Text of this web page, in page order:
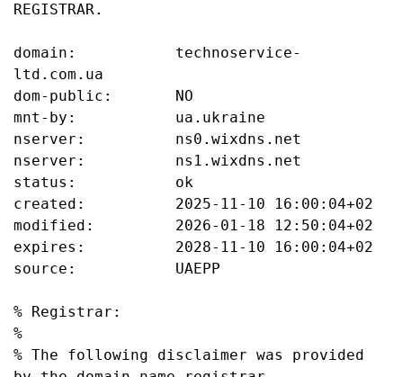
REGISTRAR.
domain:           technoservice-
ltd.com.ua
dom-public:       NO
mnt-by:           ua.ukraine
nserver:          ns0.wixdns.net
nserver:          ns1.wixdns.net
status:           ok
created:          2025-11-10 16:00:04+02
modified:         2026-01-18 12:50:04+02
expires:          2028-11-10 16:00:04+02
source:           UAEPP
% Registrar:
%
% The following disclaimer was provided